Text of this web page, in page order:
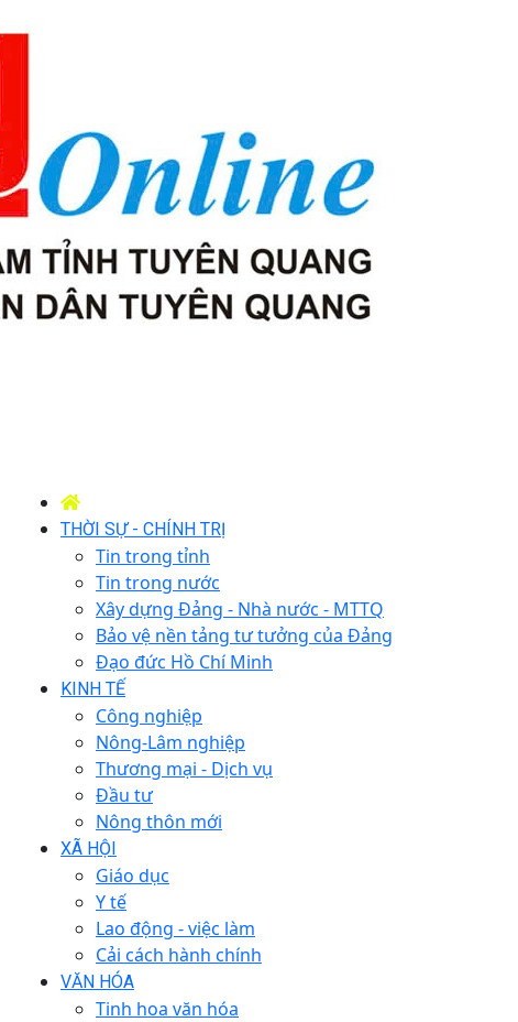
THỜI SỰ - CHÍNH TRỊ
Tin trong tỉnh
Tin trong nước
Xây dựng Đảng - Nhà nước - MTTQ
Bảo vệ nền tảng tư tưởng của Đảng
Đạo đức Hồ Chí Minh
KINH TẾ
Công nghiệp
Nông-Lâm nghiệp
Thương mại - Dịch vụ
Đầu tư
Nông thôn mới
XÃ HỘI
Giáo dục
Y tế
Lao động - việc làm
Cải cách hành chính
VĂN HÓA
Tinh hoa văn hóa